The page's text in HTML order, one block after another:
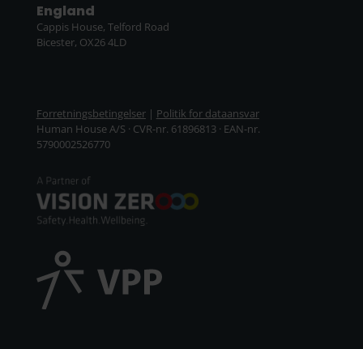
England
Cappis House, Telford Road
Bicester, OX26 4LD
Forretningsbetingelser| Politik for dataansvar
Human House A/S · CVR-nr. 61896813 · EAN-nr.
5790002526770